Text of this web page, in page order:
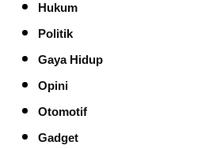
Hukum
Politik
Gaya Hidup
Opini
Otomotif
Gadget